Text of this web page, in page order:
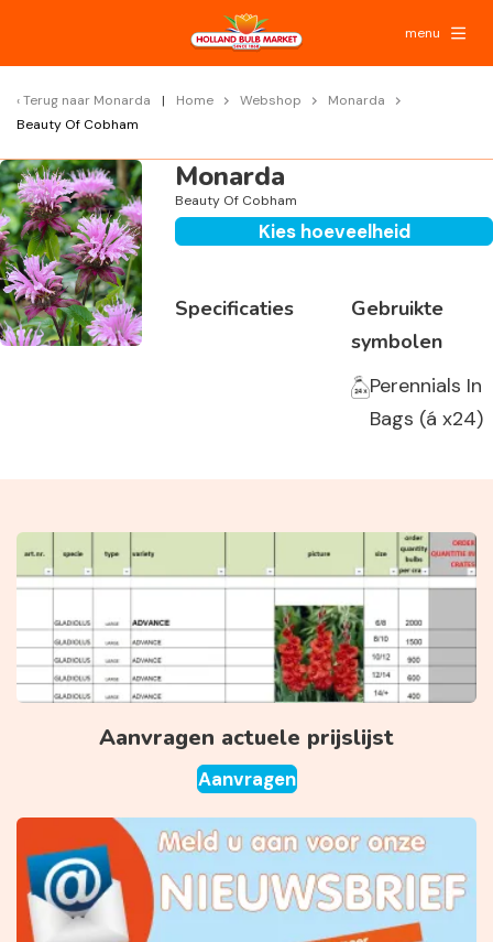
menu
Terug naar Monarda Home Webshop
Monarda
Beauty Of Cobham
Monarda
Beauty Of Cobham
Kies hoeveelheid
Specificaties
Gebruikte
symbolen
Perennials In
Bags (á x24)
Aanvragen actuele prijslijst
Aanvragen